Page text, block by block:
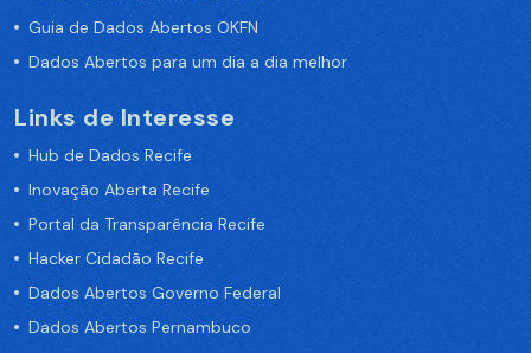
Guia de Dados Abertos OKFN
Dados Abertos para um dia a dia melhor
Links de Interesse
Hub de Dados Recife
Inovação Aberta Recife
Portal da Transparência Recife
Hacker Cidadão Recife
Dados Abertos Governo Federal
Dados Abertos Pernambuco